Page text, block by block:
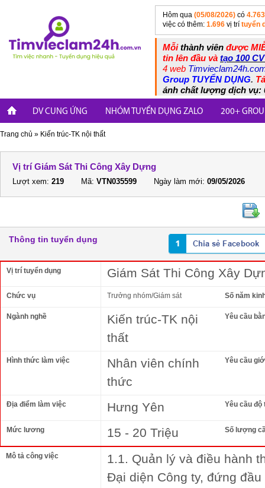
Hôm qua (05/08/2026) có 4.763
việc có thêm: 1.696 vị trí tuyển
Mỗithành viên được
tin lên đầu và tạo 100
4 web
Group TUYỂN DỤNG.
ánh chất lượng dịch vụ:
DV CUNG ỨNG NHÓM TUYỂN DỤNG ZALO 200+
Trang chủ » Kiến trúc-TK nội thất
Vị trí Giám Sát Thi Công Xây Dựng
Lượt xem: 219 Mã: VTN035599 Ngày làm mới: 09/05/2026
Thông tin tuyển dụng
Vị trí tuyển dụng Giám Sát Thi Công Xây
Chức vụ Trưởng nhóm/Giám sát Số năm
Ngành nghề
Kiến trúc-TK nội
thất
Yêu cầu
Hình thức làm việc
Nhân viên chính
thức
Yêu cầu
Địa điểm làm việc Hưng Yên Yêu cầu độ
Mức lương 15 - 20 Triệu Số lượng
Mô tả công việc
1.1. Quản lý và điều hành
Đại diện Công ty, đứng